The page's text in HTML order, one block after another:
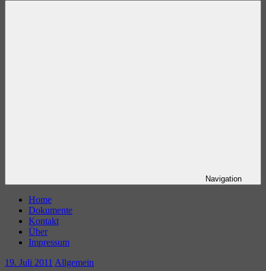
Navigation
Home
Dokumente
Kontakt
Über
Impressum
19. Juli 2011 Allgemein